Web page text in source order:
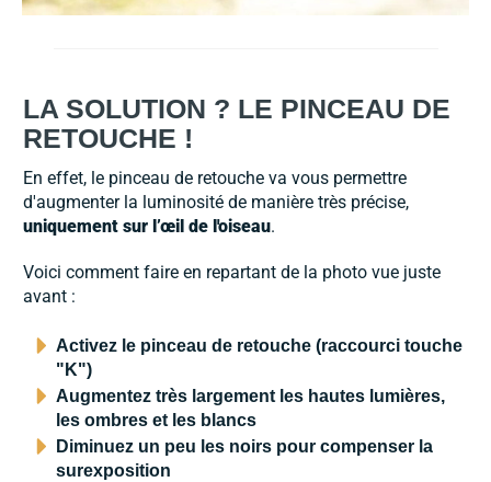
LA SOLUTION ? LE PINCEAU DE
RETOUCHE !
En effet, le pinceau de retouche va vous permettre
d'augmenter la luminosité de manière très précise,
uniquement sur l’œil de l'oiseau.
Voici comment faire en repartant de la photo vue juste
avant :
Activez le pinceau de retouche (raccourci touche
"K")
Augmentez très largement les hautes lumières,
les ombres et les blancs
Diminuez un peu les noirs pour compenser la
surexposition